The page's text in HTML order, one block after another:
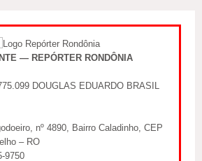
— REPÓRTER RONDÔNIA
DOUGLAS EDUARDO BRASIL
nº 4890, Bairro Caladinho, CEP
– RO
9750